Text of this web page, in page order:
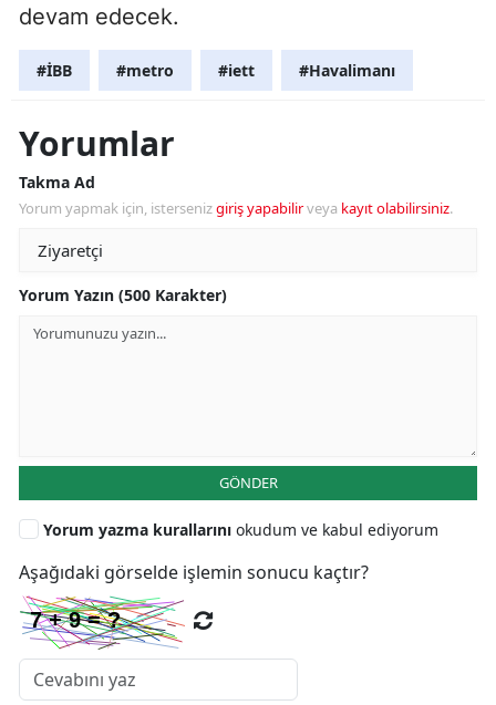
devam edecek.
#İBB #metro #iett #Havalimanı
Yorumlar
Takma Ad
Yorum yapmak için, istersenizgiriş yapabilirveya kayıt olabilirsiniz.
Yorum Yazın (500 Karakter)
GÖNDER
Yorum yazma kurallarını okudum ve kabul ediyorum
Aşağıdaki görselde işlemin sonucu kaçtır?